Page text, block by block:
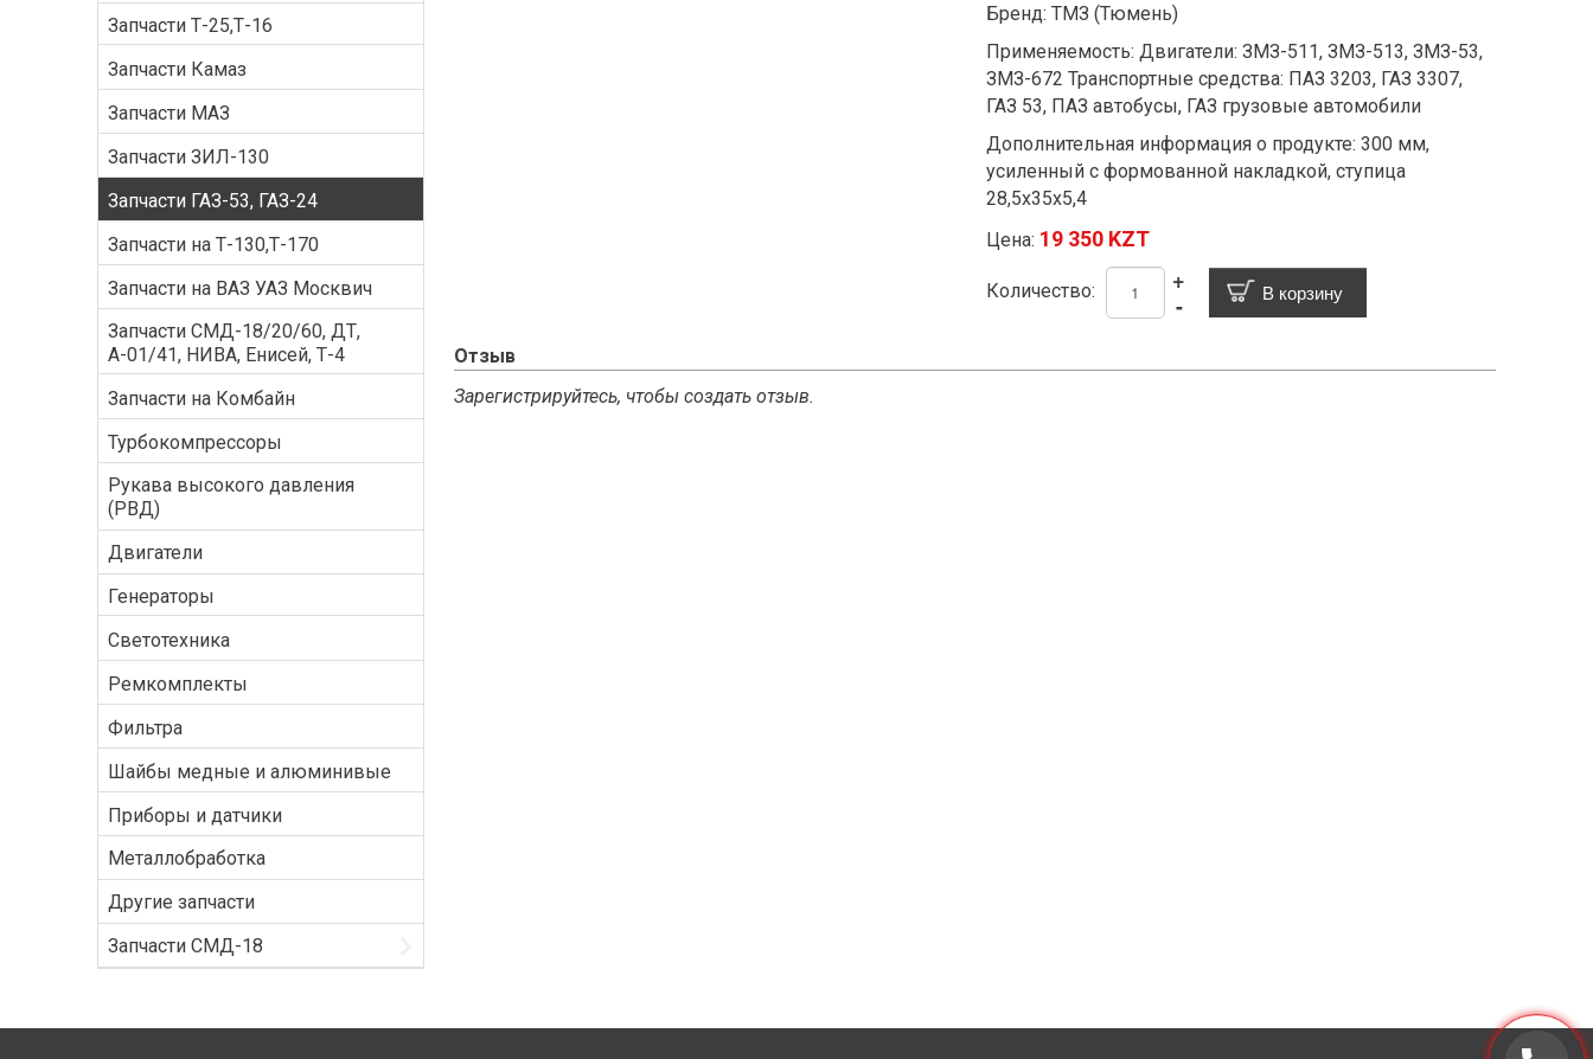
Запчасти Т-25,Т-16
Запчасти Камаз
Запчасти МАЗ
Запчасти ЗИЛ-130
Запчасти ГАЗ-53, ГАЗ-24
Запчасти на Т-130,Т-170
Запчасти на ВАЗ УАЗ Москвич
Запчасти СМД-18/20/60, ДТ,
А-01/41, НИВА, Енисей, Т-4
Запчасти на Комбайн
Турбокомпрессоры
Рукава высокого давления
(РВД)
Двигатели
Генераторы
Светотехника
Ремкомплекты
Фильтра
Шайбы медные и алюминивые
Приборы и датчики
Металлобработка
Другие запчасти
Запчасти СМД-18
Бренд: ТМЗ (Тюмень)
Применяемость: Двигатели: ЗМЗ-511, ЗМЗ-513, ЗМЗ-53,
ЗМЗ-672 Транспортные средства: ПАЗ 3203, ГАЗ 3307,
ГАЗ 53, ПАЗ автобусы, ГАЗ грузовые автомобили
Дополнительная информация о продукте: 300 мм,
усиленный с формованной накладкой, ступица
28,5х35х5,4
Цена: 19 350 KZT
Количество: -
+
Отзыв
Зарегистрируйтесь, чтобы создать отзыв.